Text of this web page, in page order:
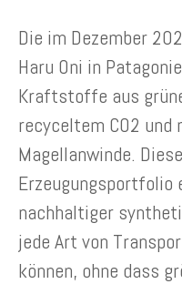
Die im Dezember
Haru Oni in
Kraftstoffe aus
recyceltem CO2 und
Magellanwinde.
Erzeugungsportfolio
nachhaltiger
jede Art von
können, ohne dass